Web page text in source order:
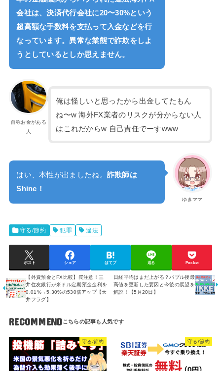
会社は、決済代行会社に20〜30%という
超高額な手数料を支払って入金などを行
なっています。異常な業態で詐欺をしよ
うとしているとしか思えません。
自称お金がある
人
俺は怪しいと思ったから出金してたもん
ね〜w 海外FX業者のリスクが分からない人
はこれだからw 自己責任でーすwww
ゆきママ
はい、本性が出ましたね。 詐欺師は
Shine！
守る/節約 犯罪 違法
ポスト シェア はてブ 送る Pocket
【外貨預金とFX比較】罠注意！三
井住友銀行が米ドル定期預金金利を
0.01%→5.30%の530倍アップ【天
井フラグ】
日経平均はまだ上がる？バブル後最
高値を更新した要因と今後の展望を
解説！【5月20日】
RECOMMEND
守る/節約 守る/節約